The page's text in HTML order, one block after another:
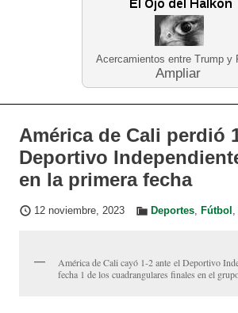
Acercamientos entre Trump y
Ampliar
Educación Neira
América de Cali perdió
Deportivo
en la primera fecha
12 noviembre, 2023 Deportes, Fútbol ,
América de Cali cayó 1-2 ante el Deportivo
fecha 1 de los cuadrangulares finales en el